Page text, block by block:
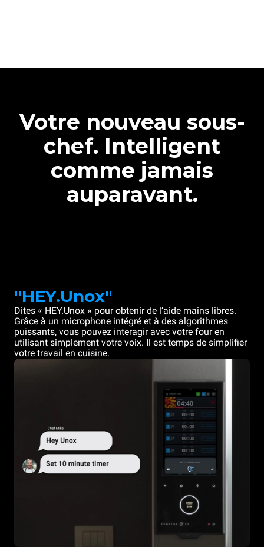
Votre nouveau sous-
chef. Intelligent
comme jamais
auparavant.
"HEY.Unox"
Dites « HEY.Unox » pour obtenir de l’aide mains libres.
Grâce à un microphone intégré et à des algorithmes
puissants, vous pouvez interagir avec votre four en
utilisant simplement votre voix. Il est temps de simplifier
votre travail en cuisine.